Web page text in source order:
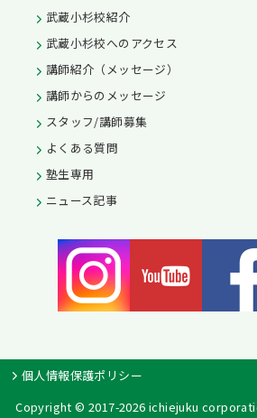
武蔵小杉校紹介
武蔵小杉校へのアクセス
講師紹介（メッセージ）
講師からのメッセージ
スタッフ/講師募集
よくある質問
塾生専用
ニュース記事
個人情報保護ポリシー
Copyright © 2017-2026 ichiejuku